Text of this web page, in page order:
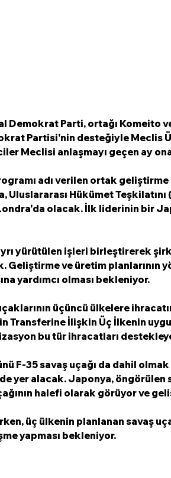
Parti, ortağı Komeito
Partisi'nin desteğiyle Meclis
Meclisi anlaşmayı geçen ay
adı verilen ortak
Hükümet Teşkilatını
olacak. İlk liderinin bir
yürütülen işleri birleştirerek
ve üretim planlarının
yardımcı olması bekleniyor.
üçüncü ülkelere
Transferine İlişkin Üç İlkenin
bu tür ihracatları
F-35 savaş uçağı da dahil
yer alacak. Japonya, öngörülen
halefi olarak görüyor ve
üç ülkenin planlanan savaş
yapması bekleniyor.